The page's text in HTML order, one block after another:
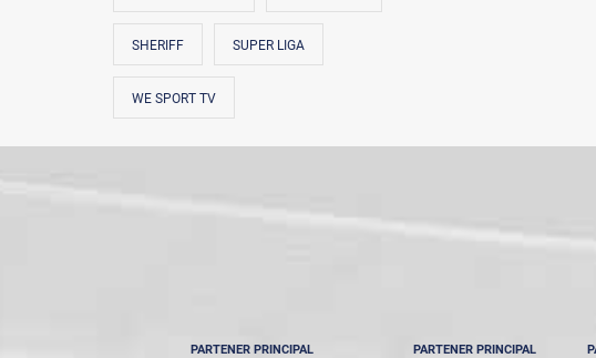
SHERIFF SUPER LIGA
WE SPORT TV
PARTENER PRINCIPAL PARTENER PRINCIPAL